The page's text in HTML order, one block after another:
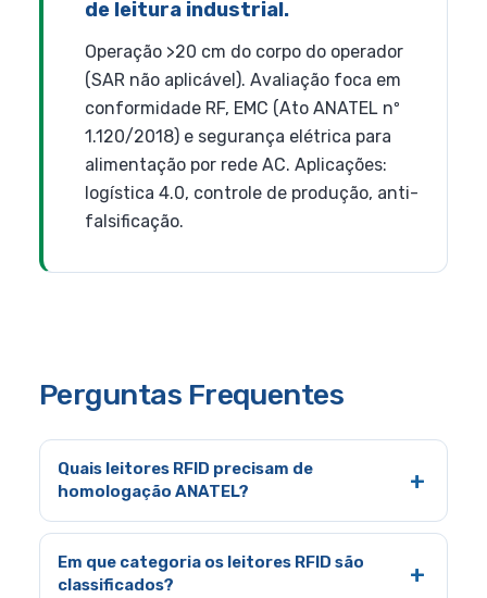
de leitura industrial.
Operação >20 cm do corpo do operador
(SAR não aplicável). Avaliação foca em
conformidade RF, EMC (Ato ANATEL nº
1.120/2018) e segurança elétrica para
alimentação por rede AC. Aplicações:
logística 4.0, controle de produção, anti-
falsificação.
Perguntas Frequentes
Quais leitores RFID precisam de
homologação ANATEL?
Em que categoria os leitores RFID são
classificados?